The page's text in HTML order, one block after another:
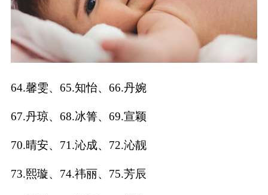
64.馨雯、65.知怡、66.丹婉
67.丹琼、68.冰箐、69.宣颖
70.晴安、71.沁成、72.沁靓
73.熙璇、74.祎丽、75.芳辰